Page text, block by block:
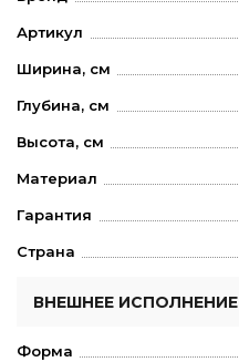
Артикул
Ширина, см
Глубина, см
Высота, см
Материал
Гарантия
Страна
ВНЕШНЕЕ ИСПОЛНЕНИЕ
Форма